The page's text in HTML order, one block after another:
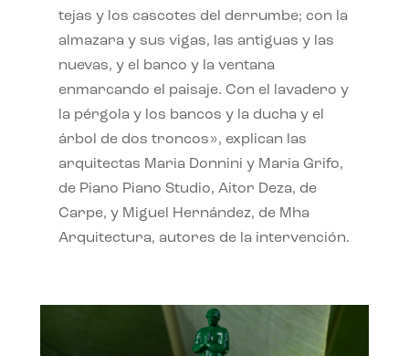
tejas y los cascotes del derrumbe; con la
almazara y sus vigas, las antiguas y las
nuevas, y el banco y la ventana
enmarcando el paisaje. Con el lavadero y
la pérgola y los bancos y la ducha y el
árbol de dos troncos», explican las
arquitectas Maria Donnini y Maria Grifo,
de Piano Piano Studio, Aitor Deza, de
Carpe, y Miguel Hernández, de Mha
Arquitectura, autores de la intervención.